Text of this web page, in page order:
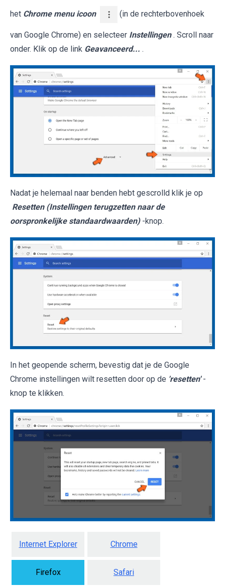
het Chrome menu icoon (in de rechterbovenhoek
van Google Chrome) en selecteer Instellingen . Scroll naar
onder. Klik op de link Geavanceerd... .
Nadat je helemaal naar benden hebt gescrolld klik je op
Resetten (Instellingen terugzetten naar de
oorspronkelijke standaardwaarden) -knop.
In het geopende scherm, bevestig dat je de Google
Chrome instellingen wilt resetten door op de 'resetten' -
knop te klikken.
Internet Explorer Chrome
Firefox Safari